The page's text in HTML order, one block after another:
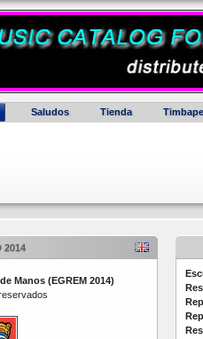
Saludos Tienda
2014
Manos (EGREM 2014)